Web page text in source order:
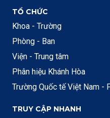
TỔ CHỨC
Khoa - Trường
Phòng - Ban
Viện - Trung tâm
Phân hiệu Khánh Hòa
Trường Quốc tế Việt Nam -
TRUY CẬP NHANH